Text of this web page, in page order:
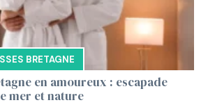
BRETAGNE
en amoureux : escapade
mer et nature